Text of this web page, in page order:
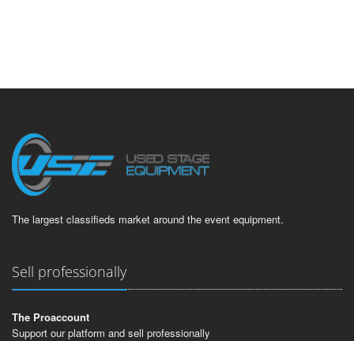
The largest classifieds market around the event equipment.
Sell professionally
The Proaccount
Support our platform and sell professionally